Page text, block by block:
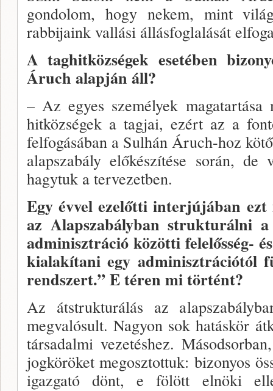
gondolom, hogy nekem, mint
rabbijaink vallási állásfoglalását
A taghitközségek esetében
Áruch alapján áll?
– Az egyes személyek
hitközsé­gek a tagjai, ezért az a
felfogásában a Sulhán Áruch-hoz
alapszabály előkészítése során, de
hagytuk a tervezetben.
Egy évvel ezelőtti interjújában
az Alapszabályban strukturálni
adminisztráció közötti felelősség-
kialakítani egy admi­nisztrációtól
rendszert.” E téren mi tör­tént?
Az átstrukturálás az
megvalósult. Nagyon sok hatáskör
társadalmi vezetéshez.
jogköröket megosztottuk: bizonyos
igazgató dönt, e fölött elnöki